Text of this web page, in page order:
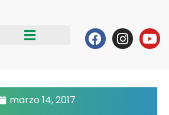
Facebook
marzo 14, 2017